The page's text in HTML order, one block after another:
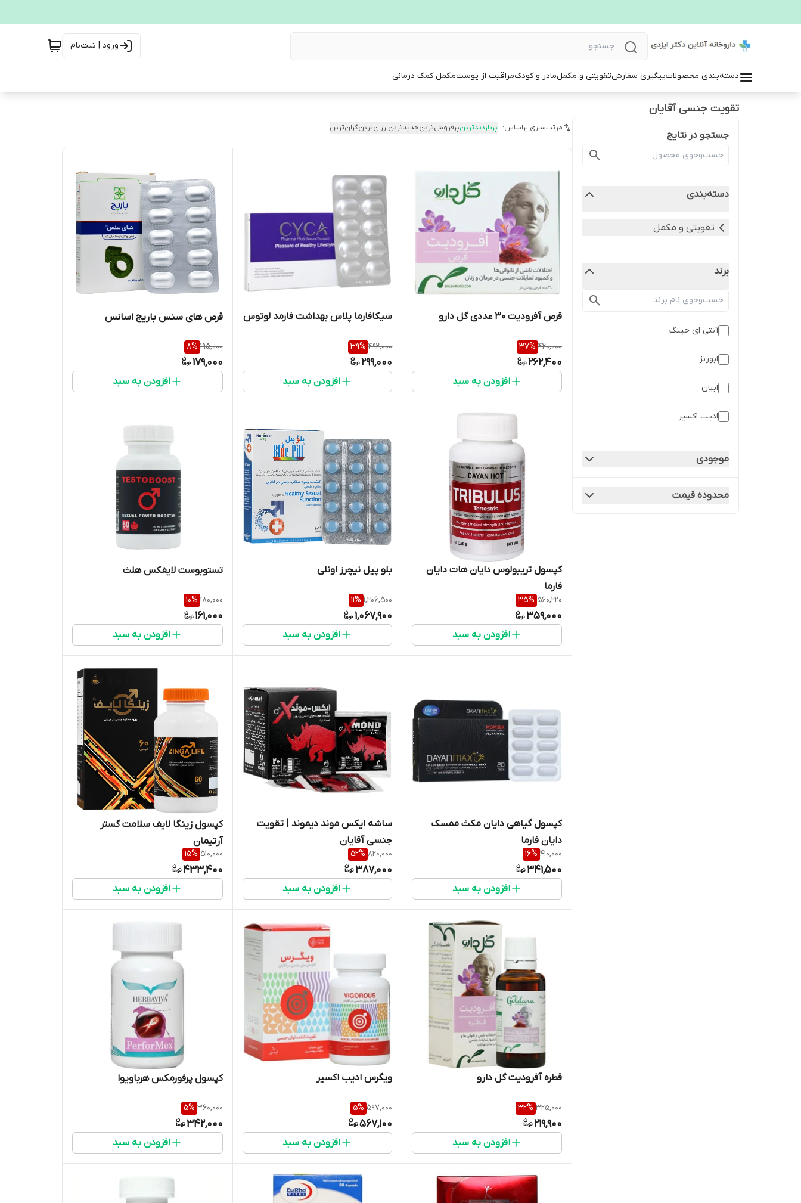
ورود | ثبت‌نام
دسته‌بندی محصولاتپیگیری سفارشتقویتی و مکملمادر و کودکمراقبت از پوستمکمل کمک درمانی
تقویت جنسی آقایان
جستجو در نتایج
دسته‌بندی
تقویتی و مکمل
برند
آنتی ای جینگ
ابورنز
ابیان
ادیب اکسیر
ام پلاس
موجودی
محدوده قیمت
مرتب‌سازی براساس: پربازدیدترینپرفروش‌ترینجدیدترینارزان‌ترینگران‌ترین
قرص آفرودیت 30 عددی گل دارو
420,000
37%
262,400
افزودن به سبد
سیکافارما پلاس بهداشت فارمد لوتوس
492,000
39%
299,000
افزودن به سبد
قرص های سنس باریج اسانس
195,000
8%
179,000
افزودن به سبد
کپسول تریبولوس دایان هات دایان
فارما
560,220
35%
359,000
افزودن به سبد
بلو پیل نیچرز اونلی
1,206,500
11%
1,067,900
افزودن به سبد
تستوبوست لایفکس هلث
180,000
10%
161,000
افزودن به سبد
کپسول گیاهی دایان مکث ممسک
دایان فارما
410,000
16%
341,500
افزودن به سبد
ساشه ایکس موند دیموند | تقویت
جنسی آقایان
820,000
52%
387,000
افزودن به سبد
کپسول زینگا لایف سلامت گستر
آرتیمان
510,000
15%
433,400
افزودن به سبد
قطره آفرودیت گل دارو
325,000
32%
219,900
افزودن به سبد
ویگرس ادیب اکسیر
597,000
5%
567,100
افزودن به سبد
کپسول پرفورمکس هرباویوا
360,000
5%
342,000
افزودن به سبد